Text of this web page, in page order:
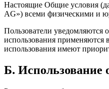
Настоящие Общие условия
AG») всеми физическими и
Пользователи уведомляются
использования применяются
использования имеют
Б. Использование